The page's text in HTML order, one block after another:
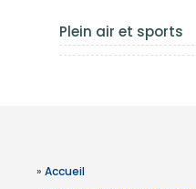
Plein air et sports
» Accueil